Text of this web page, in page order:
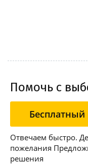
Помочь с
Бесплатный
Отвечаем быстро.
пожелания
решения